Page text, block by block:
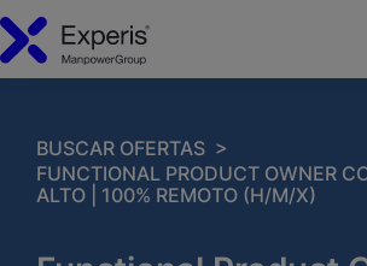
BUSCAR OFERTAS >
FUNCTIONAL PRODUCT OWNER
ALTO | 100% REMOTO (H/M/X)